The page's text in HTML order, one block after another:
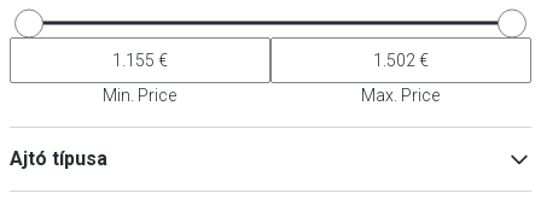
Min. Price Max. Price
Ajtó típusa